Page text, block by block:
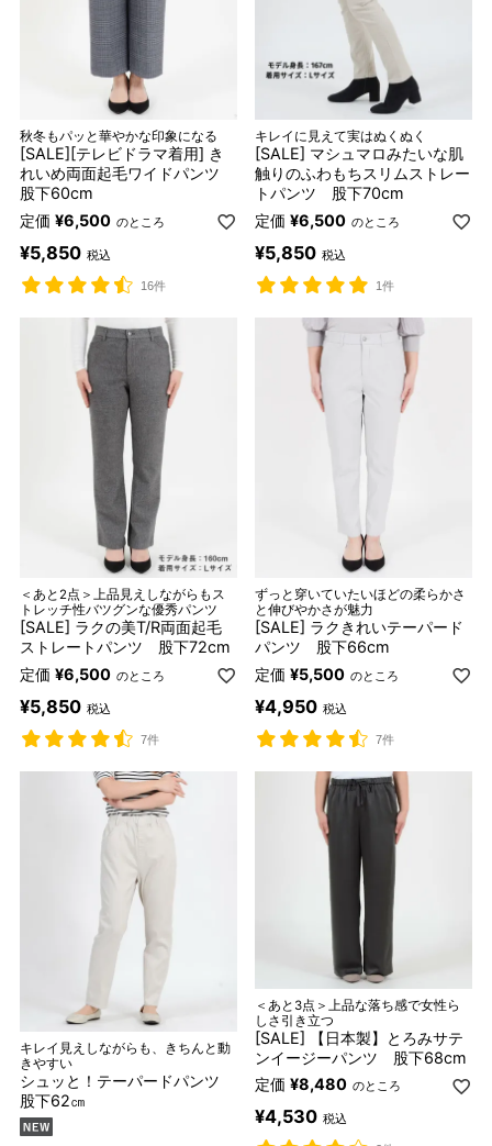
秋冬もパッと華やかな印象になる
[SALE][テレビドラマ着用] き
れいめ両面起毛ワイドパンツ
股下60cm
定価 ¥6,500 のところ
¥5,850 税込
16件
キレイに見えて実はぬくぬく
[SALE] マシュマロみたいな肌
触りのふわもちスリムストレー
トパンツ 股下70cm
定価 ¥6,500 のところ
¥5,850 税込
1件
＜あと2点＞上品見えしながらもス
トレッチ性バツグンな優秀パンツ
[SALE] ラクの美T/R両面起毛
ストレートパンツ 股下72cm
定価 ¥6,500 のところ
¥5,850 税込
7件
ずっと穿いていたいほどの柔らかさ
と伸びやかさが魅力
[SALE] ラクきれいテーパード
パンツ 股下66cm
定価 ¥5,500 のところ
¥4,950 税込
7件
キレイ見えしながらも、きちんと動
きやすい
シュッと！テーパードパンツ
股下62㎝
＜あと3点＞上品な落ち感で女性ら
しさ引き立つ
[SALE] 【日本製】とろみサテ
ンイージーパンツ 股下68cm
定価 ¥8,480 のところ
¥4,530 税込